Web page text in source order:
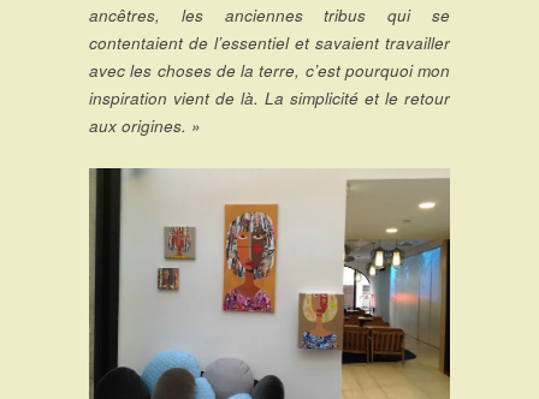
ancêtres, les anciennes tribus qui se
contentaient de l’essentiel et savaient travailler
avec les choses de la terre, c’est pourquoi mon
inspiration vient de là. La simplicité et le retour
aux origines. »